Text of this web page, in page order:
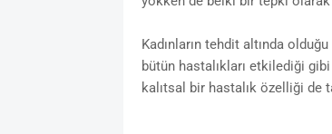
Kadınların tehdit altında
bütün hastalıkları etkilediği
kalıtsal bir hastalık özelliği de